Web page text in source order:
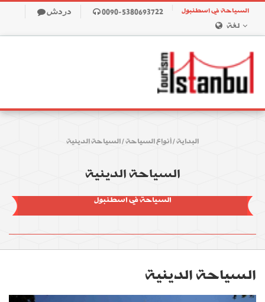
السياحة في اسطنبول 0090-5380693722 دردش
لغة
البداية/أنواع السياحة/السياحة الدينية
السياحة الدينية
السياحة في اسطنبول
السياحة الدينية